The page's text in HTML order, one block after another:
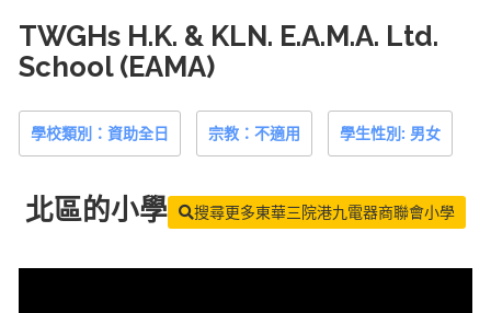
TWGHs H.K. & KLN. E.A.M.A. Ltd.
School (EAMA)
學校類別：資助全日 宗教：不適用 學生性別: 男女
北區的小學 搜尋更多東華三院港九電器商聯會小學